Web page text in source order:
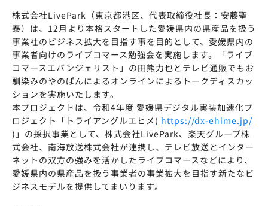
株式会社LivePark（東京都港区、代表取締役社長：安藤聖
泰）は、12月より本格スタートした愛媛県内の県産品を扱う
事業社のビジネス拡大を目指す事を目的として、愛媛県内の
事業者向けのライブコマース勉強会を実施します。「ライブ
コマースエバンジェリスト」の田熊力也とテレビ通販でもお
馴染みのやのぱんによるオンラインによるトークディスカッ
ションを実施いたします。
本プロジェクトは、令和4年度 愛媛県デジタル実装加速化プ
ロジェクト「トライアングルエヒメ( https://dx-ehime.jp/
)」の採択事業として、株式会社LivePark、楽天グループ株
式会社、南海放送株式会社が連携し、テレビ放送とインター
ネットの双方の強みを活かしたライブコマースなどにより、
愛媛県内の県産品を扱う事業者の事業拡大を目指す新たなビ
ジネスモデルを提供してまいります。